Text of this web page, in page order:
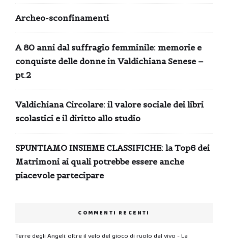
Archeo-sconfinamenti
A 80 anni dal suffragio femminile: memorie e
conquiste delle donne in Valdichiana Senese –
pt.2
Valdichiana Circolare: il valore sociale dei libri
scolastici e il diritto allo studio
SPUNTIAMO INSIEME CLASSIFICHE: la Top6 dei
Matrimoni ai quali potrebbe essere anche
piacevole partecipare
COMMENTI RECENTI
Terre degli Angeli: oltre il velo del gioco di ruolo dal vivo - La